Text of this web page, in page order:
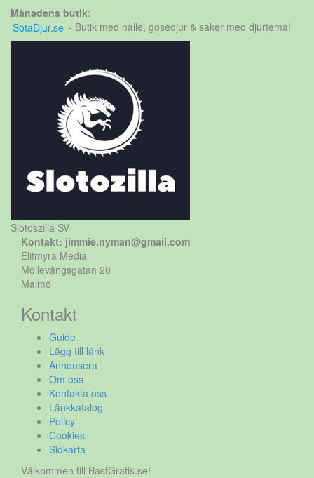
Månadens butik:
SötaDjur.se - Butik med nalle, gosedjur & saker med djurtema!
Slotoszilla SV
Kontakt: jimmie.nyman@gmail.com
Elitmyra Media
Möllevångsgatan 20
Malmö
Kontakt
Guide
Lägg till länk
Annonsera
Om oss
Kontakta oss
Länkkatalog
Policy
Cookies
Sidkarta
Välkommen till BastGratis.se!